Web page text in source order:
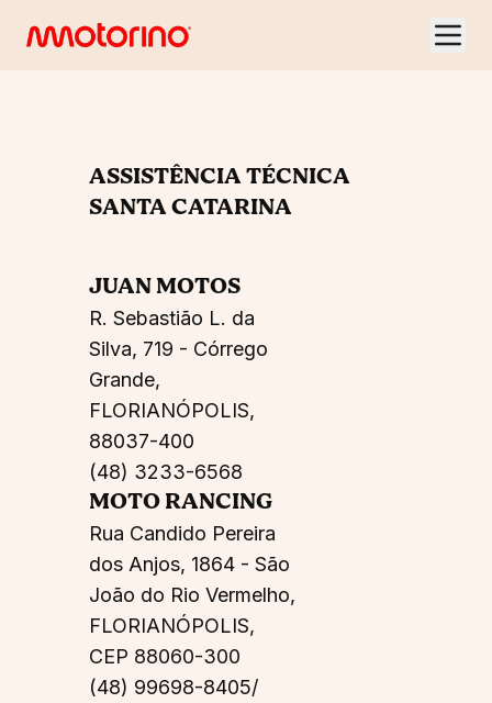
ASSISTÊNCIA TÉCNICA
SANTA CATARINA
JUAN MOTOS
R. Sebastião L. da
Silva, 719 - Córrego
Grande,
FLORIANÓPOLIS,
88037-400
(48) 3233-6568
MOTO RANCING
Rua Candido Pereira
dos Anjos, 1864 - São
João do Rio Vermelho,
FLORIANÓPOLIS,
CEP 88060-300
(48) 99698-8405/